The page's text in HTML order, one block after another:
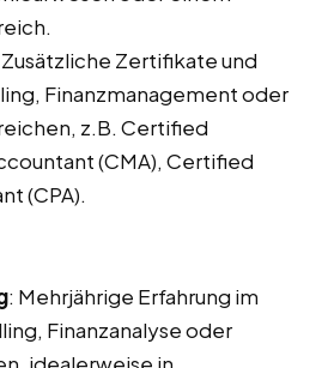
Zusätzliche Zertifikate und
Finanzmanagement oder
z.B. Certified
(CMA), Certified
(CPA).
: Mehrjährige Erfahrung im
Finanzanalyse oder